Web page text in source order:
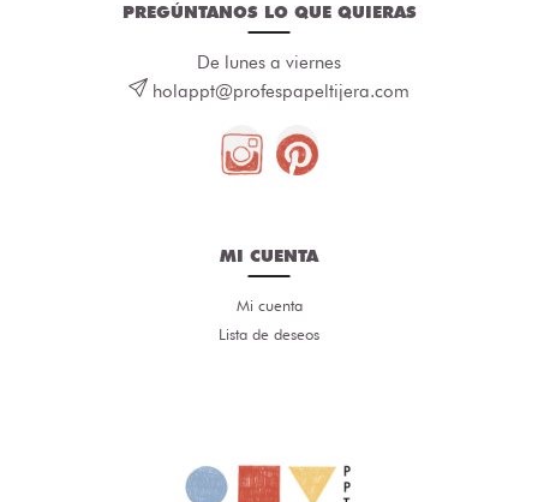
PREGÚNTANOS LO QUE QUIERAS
De lunes a viernes
holappt@profespapeltijera.com
MI CUENTA
Mi cuenta
Lista de deseos